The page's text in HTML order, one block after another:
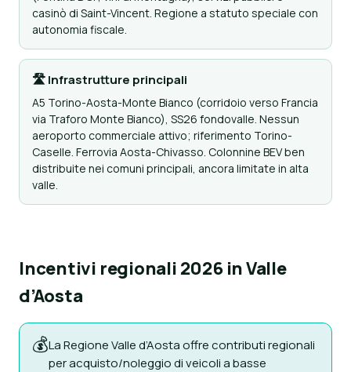
casinò di Saint-Vincent. Regione a statuto speciale con
autonomia fiscale.
🛣 Infrastrutture principali
A5 Torino-Aosta-Monte Bianco (corridoio verso Francia
via Traforo Monte Bianco), SS26 fondovalle. Nessun
aeroporto commerciale attivo; riferimento Torino-
Caselle. Ferrovia Aosta-Chivasso. Colonnine BEV ben
distribuite nei comuni principali, ancora limitate in alta
valle.
Incentivi regionali 2026 in Valle
d’Aosta
💰La Regione Valle d’Aosta offre contributi regionali
per acquisto/noleggio di veicoli a basse